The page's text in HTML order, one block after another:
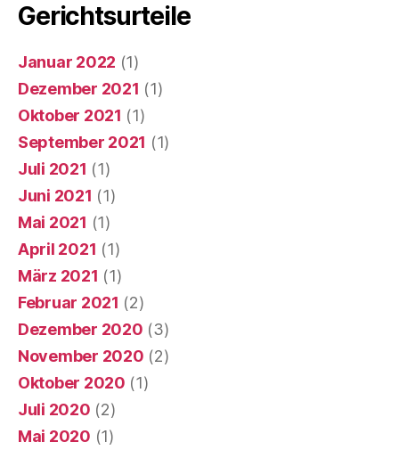
Gerichtsurteile
Januar 2022 (1)
Dezember 2021 (1)
Oktober 2021 (1)
September 2021 (1)
Juli 2021 (1)
Juni 2021 (1)
Mai 2021 (1)
April 2021 (1)
März 2021 (1)
Februar 2021 (2)
Dezember 2020 (3)
November 2020 (2)
Oktober 2020 (1)
Juli 2020 (2)
Mai 2020 (1)